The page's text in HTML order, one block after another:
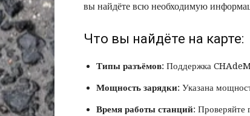
вы найдёте всю необходимую
Что вы найдёте на карте:
Типы разъёмов: Поддержка
Мощность зарядки: Указана
Время работы станций: Проверяйте